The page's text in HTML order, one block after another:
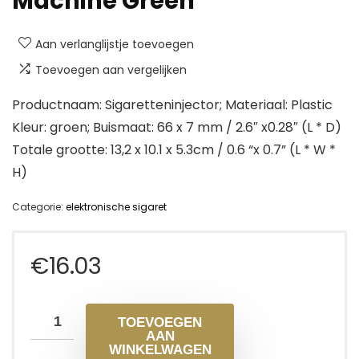
Aan verlanglijstje toevoegen
Toevoegen aan vergelijken
Productnaam: Sigaretteninjector; Materiaal: Plastic
Kleur: groen; Buismaat: 66 x 7 mm / 2.6″ x0.28″ (L * D)
Totale grootte: 13,2 x 10.1 x 5.3cm / 0.6 “x 0.7” (L * W *
H)
Categorie: elektronische sigaret
€16.03
TOEVOEGEN
AAN
WINKELWAGEN